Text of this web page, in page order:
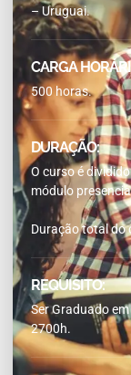
– Uruguai.
CARGA
500 horas.
DURAÇÃO:
O curso é
módulo
Duração total do
REQUISITO:
Ser Graduado
2700h.